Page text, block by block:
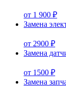
от 1 900 ₽
Замена
от 2900 ₽
Замена
от 1500 ₽
Замена